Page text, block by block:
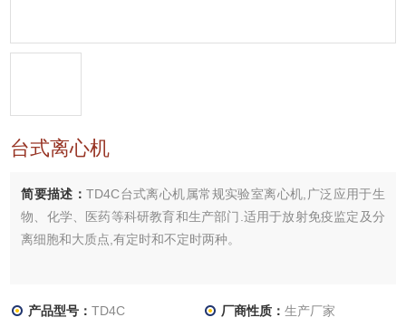
台式离心机
简要描述：TD4C台式离心机属常规实验室离心机,广泛应用于生
物、化学、医药等科研教育和生产部门.适用于放射免疫监定及分
离细胞和大质点,有定时和不定时两种。
产品型号：TD4C 厂商性质： 生产厂家